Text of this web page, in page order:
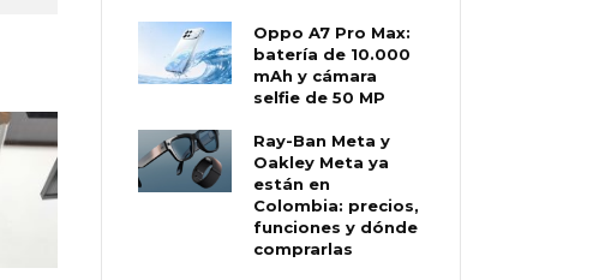
Oppo A7 Pro Max:
batería de 10.000
mAh y cámara
selfie de 50 MP
Ray-Ban Meta y
Oakley Meta ya
están en
Colombia: precios,
funciones y dónde
comprarlas